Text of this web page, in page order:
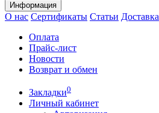
Информация
О нас Сертификаты Статьи Доставка
Оплата
Прайс-лист
Новости
Возврат и обмен
Закладки0
Личный кабинет